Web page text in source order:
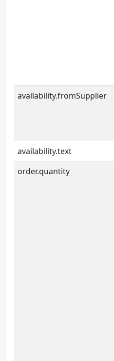
availability.fromSupplier
availability.text
order.quantity